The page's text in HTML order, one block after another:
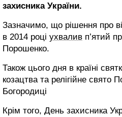
захисника України.
Зазначимо, що рішення про
в 2014 році ухвалив п’ятий
Порошенко.
Також цього дня в країні
козацтва та релігійне свято
Богородиці
Крім того, День захисника